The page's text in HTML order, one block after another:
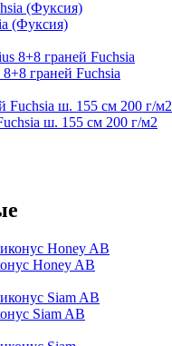
(Фуксия)
граней Fuchsia
ш. 155 см 200 г/м2
Honey AB
Siam AB